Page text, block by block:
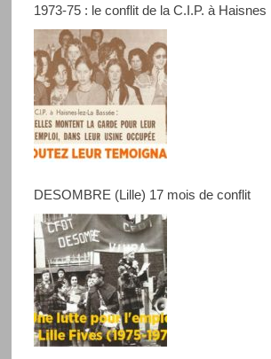
1973-75 : le conflit de la C.I.P. à Haisnes
DESOMBRE (Lille) 17 mois de conflit